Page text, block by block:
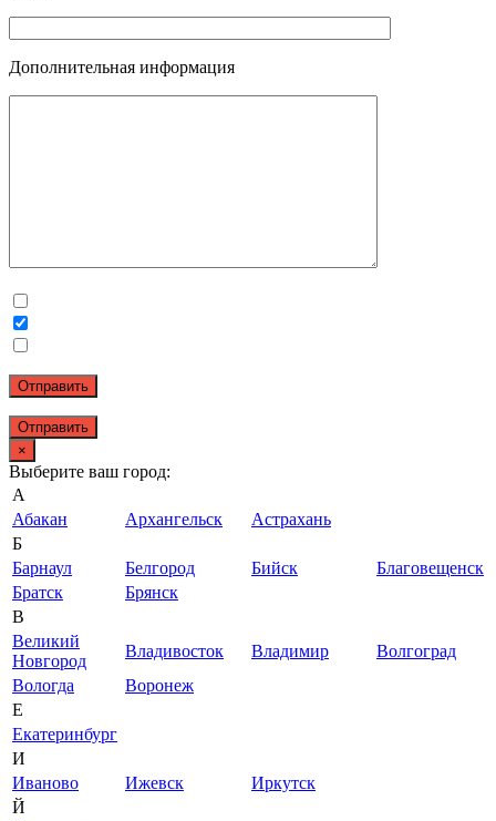
Дополнительная информация
Отправить
×
Выберите ваш город:
А
Абакан
Архангельск
Астрахань
Б
Барнаул
Белгород Бийск
Благовещенск
Братск
Брянск
В
Великий
Новгород
Владивосток Владимир
Волгоград
Вологда
Воронеж
Е
Екатеринбург
И
Иваново
Ижевск
Иркутск
Й